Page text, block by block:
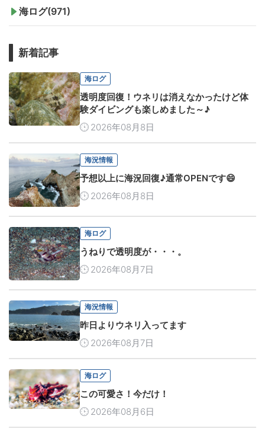
海ログ(971)
新着記事
海ログ
透明度回復！ウネリは消えなかったけど体
験ダイビングも楽しめました～♪
2026年08月8日
海況情報
予想以上に海況回復♪通常OPENです😄
2026年08月8日
海ログ
うねりで透明度が・・・。
2026年08月7日
海況情報
昨日よりウネリ入ってます
2026年08月7日
海ログ
この可愛さ！今だけ！
2026年08月6日